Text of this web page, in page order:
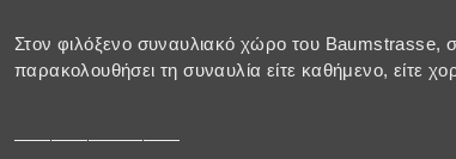
Στον φιλόξενο συναυλιακό χώρο του Baumstrasse,
παρακολουθήσει τη συναυλία είτε καθήμενο, είτε
—————————